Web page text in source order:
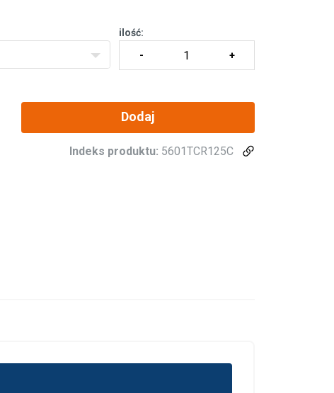
ilość:
Dodaj
Indeks produktu: 5601TCR125C